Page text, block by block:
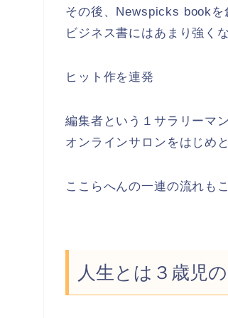
その後、Newspicks bookを
ビジネス書にはあまり強く
ヒット作を連発
編集者という１サラリーマ
オンラインサロンをはじめ
ここらへんの一連の流れも
人生とは３歳児